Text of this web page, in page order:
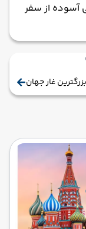
آسوده از سفر
غار جهان